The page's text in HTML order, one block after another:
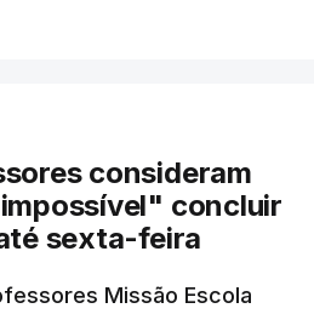
consideram
concluir
sexta-feira
Missão Escola